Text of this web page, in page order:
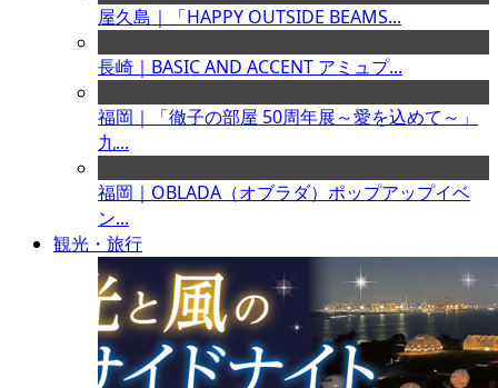
屋久島｜「HAPPY OUTSIDE BEAMS...
長崎｜BASIC AND ACCENT アミュプ...
福岡｜「徹子の部屋 50周年展～愛を込めて～」
九...
福岡｜OBLADA（オブラダ）ポップアップイベ
ン...
観光・旅行